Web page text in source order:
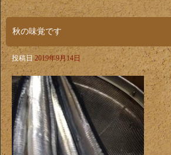
秋の味覚です
投稿日 2019年9月14日